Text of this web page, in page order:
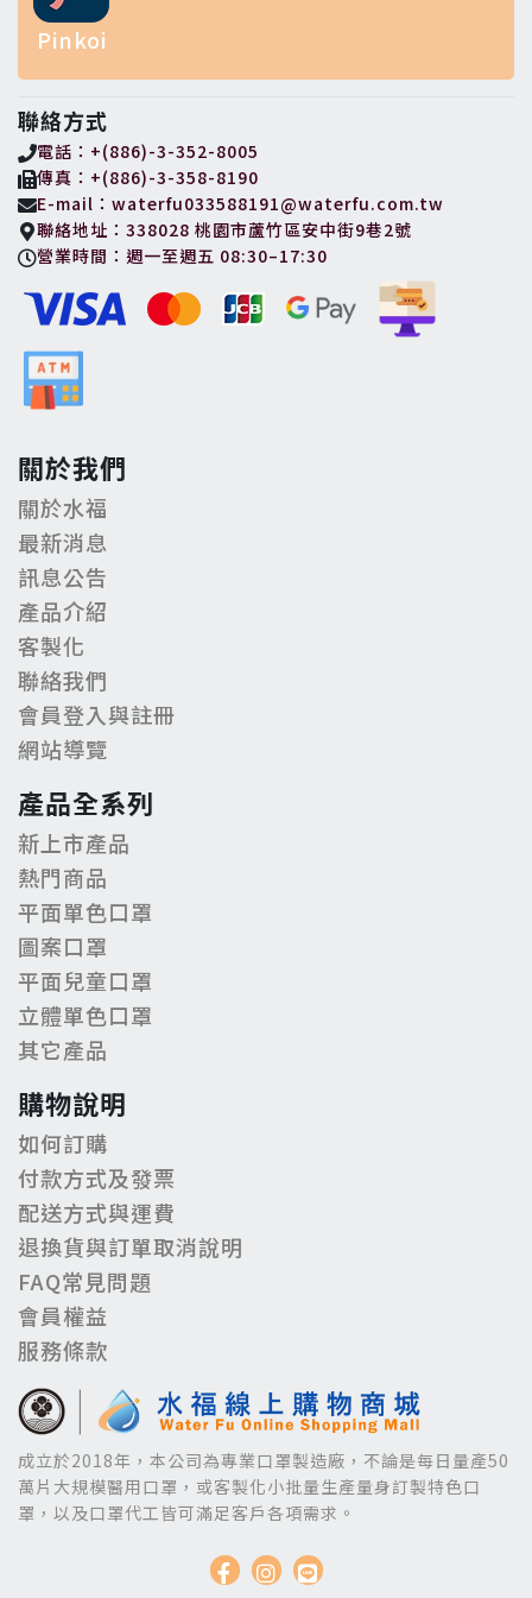
Pinkoi
聯絡方式
電話：+(886)-3-352-8005
傳真：+(886)-3-358-8190
E-mail：waterfu033588191@waterfu.com.tw
聯絡地址：338028 桃園市蘆竹區安中街9巷2號
營業時間：週一至週五 08:30–17:30
關於我們
關於水福
最新消息
訊息公告
產品介紹
客製化
聯絡我們
會員登入與註冊
網站導覽
產品全系列
新上市產品
熱門商品
平面單色口罩
圖案口罩
平面兒童口罩
立體單色口罩
其它產品
購物說明
如何訂購
付款方式及發票
配送方式與運費
退換貨與訂單取消說明
FAQ常見問題
會員權益
服務條款
成立於2018年，本公司為專業口罩製造廠，不論是每日量產50
萬片大規模醫用口罩，或客製化小批量生產量身訂製特色口
罩，以及口罩代工皆可滿足客戶各項需求。